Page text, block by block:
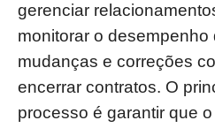
gerenciar
monitorar o desempenho
mudanças e correções
encerrar contratos. O
processo é garantir que